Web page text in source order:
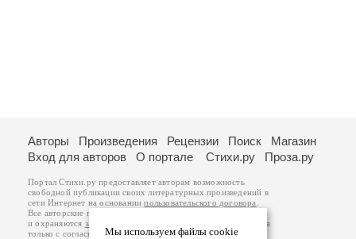
Мы используем файлы cookie
Авторы Произведения Рецензии Поиск
Магазин
Вход для авторов
О портале Стихи.ру Проза.ру
Портал Стихи.ру предоставляет авторам возможность
свободной публикации своих литературных произведений в
сети Интернет на основаниипользовательского договора
Все авторские права на произведения принадлежат авторам
и охраняются законом
. Перепечатка произведений возможна
только с согласия его автора, к которому вы можете